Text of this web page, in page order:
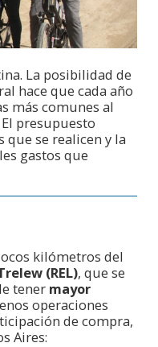
La posibilidad de
hace que cada año
más comunes al
El presupuesto
se realicen y la
gastos que
kilómetros del
(REL), que se
tener mayor
operaciones
de compra,
Aires: